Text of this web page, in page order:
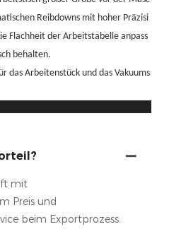
Reibdowns mit hoher Präzisi
Flachheit der Arbeitstabelle anpass
behalten.
das Arbeitenstück und das Vakuums
mit
Preis und
beim Exportprozess.